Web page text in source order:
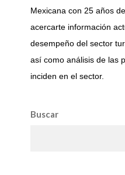
Mexicana con 25 años
acercarte información
desempeño del sector
así como análisis de las
inciden en el sector.
Buscar